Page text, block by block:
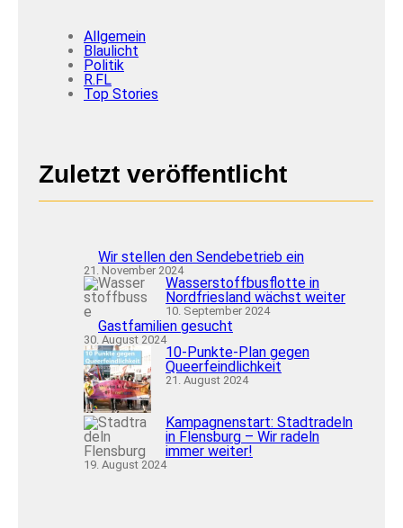
-
F
l
e
n
g
r
M
e
n
s
c
i
t
B
n
d
e
r
u
n
g
e
n
Allgemein
Blaulicht
Politik
R.FL
Top Stories
Zuletzt veröffentlicht
Wir stellen den Sendebetrieb ein
21. November 2024
Wasserstoffbusflotte in
Nordfriesland wächst weiter
10. September 2024
Gastfamilien gesucht
30. August 2024
10-Punkte-Plan gegen
Queerfeindlichkeit
21. August 2024
Kampagnenstart: Stadtradeln
in Flensburg – Wir radeln
immer weiter!
19. August 2024